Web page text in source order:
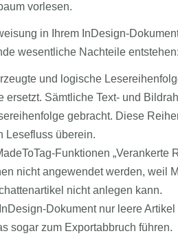
vorlesen.
in Ihrem InDesign-
wesentliche Nachteile entstehen:
und logische
ersetzt. Sämtliche Text- und
gebracht. Diese
Lesefluss überein.
Funktionen „Verankerte
nicht angewendet werden, weil
nicht anlegen kann.
Dokument nur leere
sogar zum Exportabbruch führen.